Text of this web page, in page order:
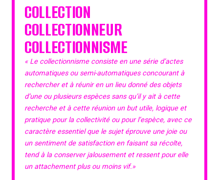
COLLECTION
COLLECTIONNEUR
COLLECTIONNISME
« Le collectionnisme consiste en une série d’actes
automatiques ou semi-automatiques concourant à
rechercher et à réunir en un lieu donné des objets
d’une ou plusieurs espèces sans qu’il y ait à cette
recherche et à cette réunion un but utile, logique et
pratique pour la collectivité ou pour l’espèce, avec ce
caractère essentiel que le sujet éprouve une joie ou
un sentiment de satisfaction en faisant sa récolte,
tend à la conserver jalousement et ressent pour elle
un attachement plus ou moins vif.»